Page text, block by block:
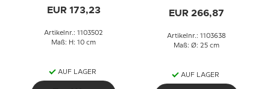
EUR 173,23
Artikelnr.: 1103502
Maß: H: 10 cm
AUF LAGER
Bordüre, Royal
EUR 266,87
Artikelnr.: 1103638
Maß: Ø: 25 cm
AUF LAGER